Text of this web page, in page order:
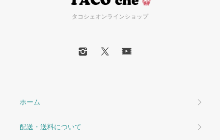
タコシェオンラインショップ
ホーム
配送・送料について